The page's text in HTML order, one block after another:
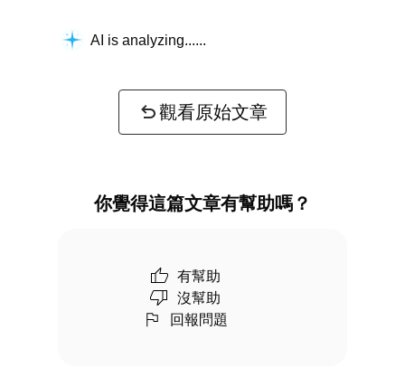
AI is analyzing...
觀看原始文章
你覺得這篇文章有幫助嗎？
有幫助
沒幫助
回報問題